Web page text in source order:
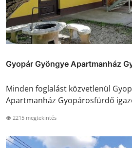
Gyopár Gyöngye Apartmanház
Minden foglalást közvetlenül
Apartmanház Gyopárosfürdő
2215 megtekintés